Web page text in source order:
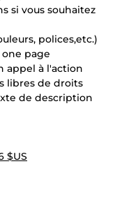
si vous souhaitez
polices,etc.)
page
appel à l'action
libres de droits
de description
$US